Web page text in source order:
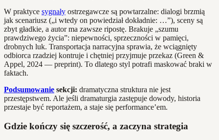
W praktyce sygnały ostrzegawcze są powtarzalne: dialogi brzmią
jak scenariusz („i wtedy on powiedział dokładnie: …”), sceny są
zbyt gładkie, a autor ma zawsze ripostę. Brakuje „szumu
prawdziwego życia”: niepewności, sprzeczności w pamięci,
drobnych luk. Transportacja narracyjna sprawia, że wciągnięty
odbiorca rzadziej kontruje i chętniej przyjmuje przekaz (Green &
Appel, 2024 — preprint). To dlatego styl potrafi maskować braki w
faktach.
Podsumowanie sekcji: dramatyczna struktura nie jest
przestępstwem. Ale jeśli dramaturgia zastępuje dowody, historia
przestaje być reportażem, a staje się performance’em.
Gdzie kończy się szczerość, a zaczyna strategia